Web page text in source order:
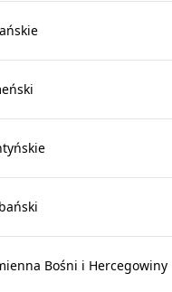
Bośni i Hercegowiny